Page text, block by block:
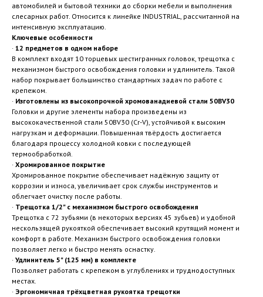
автомобилей и бытовой техники до сборки мебели и выполнения
слесарных работ. Относится к линейке INDUSTRIAL, рассчитанной на
интенсивную эксплуатацию.
Ключевые особенности
· 12 предметов в одном наборе
В комплект входят 10 торцевых шестигранных головок, трещотка с
механизмом быстрого освобождения головки и удлинитель. Такой
набор покрывает большинство стандартных задач по работе с
крепежом.
· Изготовлены из высокопрочной хромованадиевой стали 50BV30
Головки и другие элементы набора произведены из
высококачественной стали 50BV30 (Cr-V), устойчивой к высоким
нагрузкам и деформации. Повышенная твёрдость достигается
благодаря процессу холодной ковки с последующей
термообработкой.
· Хромированное покрытие
Хромированное покрытие обеспечивает надёжную защиту от
коррозии и износа, увеличивает срок службы инструментов и
облегчает очистку после работы.
· Трещотка 1/2" с механизмом быстрого освобождения
Трещотка с 72 зубьями (в некоторых версиях 45 зубьев) и удобной
нескользящей рукояткой обеспечивает высокий крутящий момент и
комфорт в работе. Механизм быстрого освобождения головки
позволяет легко и быстро менять оснастку.
· Удлинитель 5" (125 мм) в комплекте
Позволяет работать с крепежом в углублениях и труднодоступных
местах.
· Эргономичная трёхцветная рукоятка трещотки